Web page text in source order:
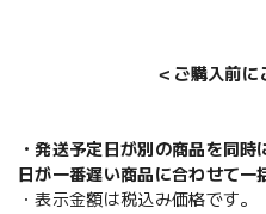
＜ご購入前に
・発送予定日が別の商品を同
日が一番遅い商品に合わせて一
・表示金額は税込み価格です。